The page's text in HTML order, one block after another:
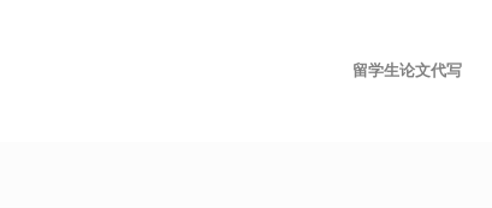
留学生论文代写